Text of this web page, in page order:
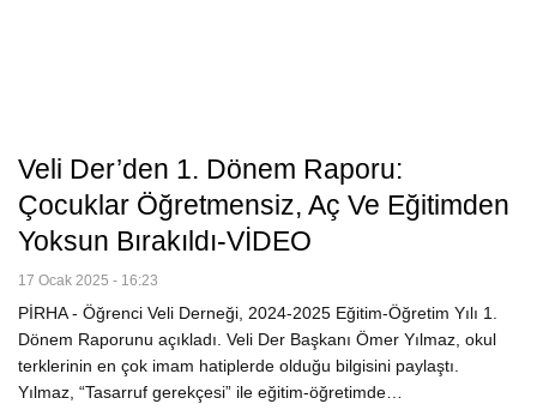
Veli Der’den 1. Dönem Raporu:
Çocuklar Öğretmensiz, Aç Ve Eğitimden
Yoksun Bırakıldı-VİDEO
17 Ocak 2025 - 16:23
PİRHA - Öğrenci Veli Derneği, 2024-2025 Eğitim-Öğretim Yılı 1.
Dönem Raporunu açıkladı. Veli Der Başkanı Ömer Yılmaz, okul
terklerinin en çok imam hatiplerde olduğu bilgisini paylaştı.
Yılmaz, “Tasarruf gerekçesi” ile eğitim-öğretimde…